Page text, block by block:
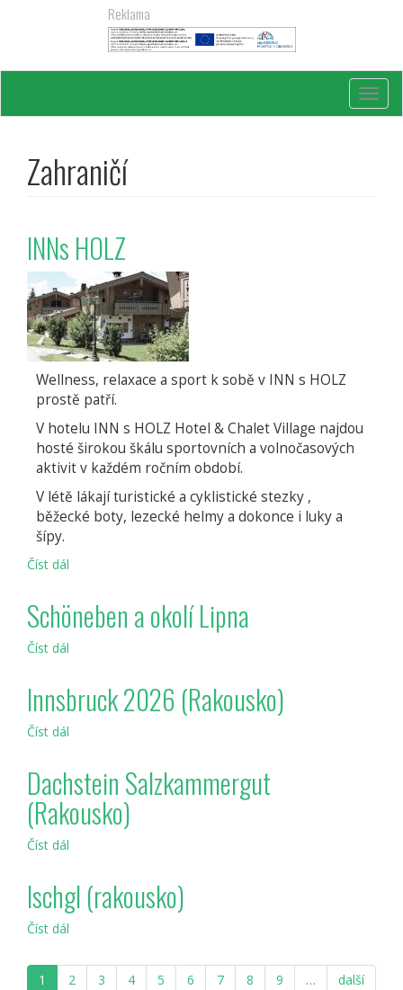
Reklama
Zahraničí
INNs HOLZ
Wellness, relaxace a sport k sobě v INN s HOLZ
prostě patří.
V hotelu INN s HOLZ Hotel & Chalet Village najdou
hosté širokou škálu sportovních a volnočasových
aktivit v každém ročním období.
V létě lákají turistické a cyklistické stezky ,
běžecké boty, lezecké helmy a dokonce i luky a
šípy.
Číst dál
Schöneben a okolí Lipna
Číst dál
Lipna
Innsbruck 2026 (Rakousko)
Číst dál
Dachstein Salzkammergut
(Rakousko)
Číst dál
Ischgl (rakousko)
Číst dál
1
2 3 4 5 6 7 8 9 … další